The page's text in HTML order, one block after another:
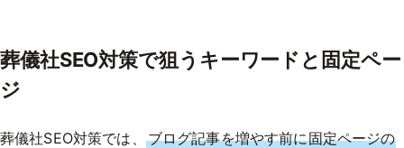
葬儀社SEO対策で狙うキーワードと固定ペー
ジ
葬儀社SEO対策では、 ブログ記事を増やす前に固定ページの